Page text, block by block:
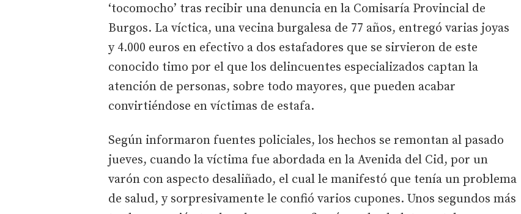
‘tocomocho’ tras recibir una denuncia en la Comisaría Provincial de
Burgos. La víctica, una vecina burgalesa de 77 años, entregó varias joyas
y 4.000 euros en efectivo a dos estafadores que se sirvieron de este
conocido timo por el que los delincuentes especializados captan la
atención de personas, sobre todo mayores, que pueden acabar
convirtiéndose en víctimas de estafa.
Según informaron fuentes policiales, los hechos se remontan al pasado
jueves, cuando la víctima fue abordada en la Avenida del Cid, por un
varón con aspecto desaliñado, el cual le manifestó que tenía un problema
de salud, y sorpresivamente le confió varios cupones. Unos segundos más